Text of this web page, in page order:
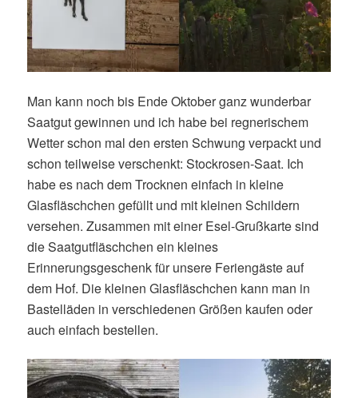
Man kann noch bis Ende Oktober ganz wunderbar
Saatgut gewinnen und ich habe bei regnerischem
Wetter schon mal den ersten Schwung verpackt und
schon teilweise verschenkt: Stockrosen-Saat. Ich
habe es nach dem Trocknen einfach in kleine
Glasfläschchen gefüllt und mit kleinen Schildern
versehen. Zusammen mit einer Esel-Grußkarte sind
die Saatgutfläschchen ein kleines
Erinnerungsgeschenk für unsere Feriengäste auf
dem Hof. Die kleinen Glasfläschchen kann man in
Bastelläden in verschiedenen Größen kaufen oder
auch einfach bestellen.